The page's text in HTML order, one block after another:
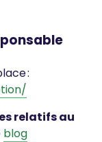
:
relatifs au
blog